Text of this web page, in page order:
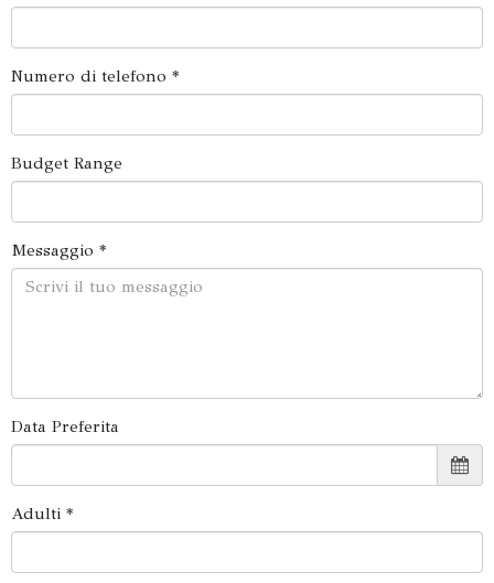
Numero di telefono *
Budget Range
Messaggio *
Data Preferita
Adulti *